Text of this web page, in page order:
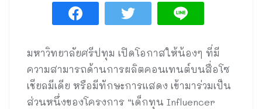
มหาวิทยาลัยศรีปทุม เปิดโอกาสให้น้องๆ ที่มี
ความสามารถด้านการผลิตคอนเทนต์บนสื่อโซ
เชียลมีเดีย หรือมีทักษะการแสดง เข้ามาร่วมเป็น
ส่วนหนึ่งของโครงการ “เด็กทุน Influencer